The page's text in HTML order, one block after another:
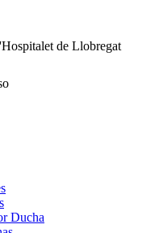
de Llobregat
Ducha